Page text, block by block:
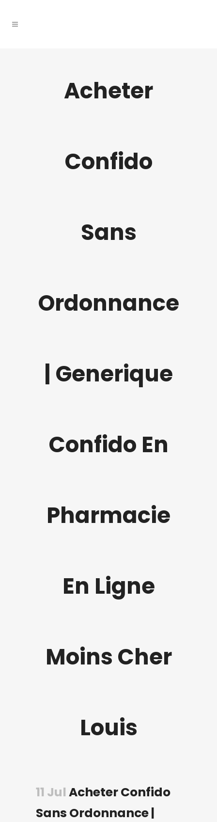
Acheter
Confido
Sans
Ordonnance
| Generique
Confido En
Pharmacie
En Ligne
Moins Cher
Louis
11 Jul Acheter Confido
Sans Ordonnance |